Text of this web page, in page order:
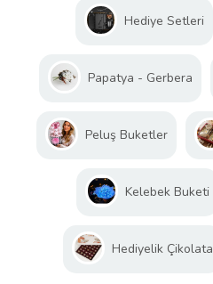
Hediye Setleri
Papatya - Gerbera
Peluş Buketler
Kelebek Buketi
Hediyelik Çikolata